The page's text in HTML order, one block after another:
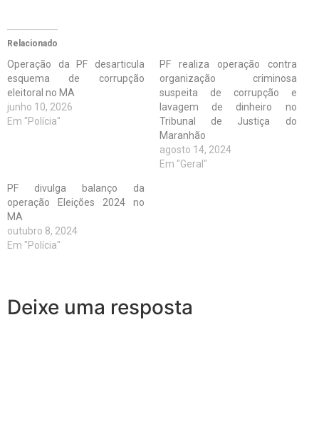
Relacionado
Operação da PF desarticula
esquema de corrupção
eleitoral no MA
junho 10, 2026
Em "Polícia"
PF realiza operação contra
organização criminosa
suspeita de corrupção e
lavagem de dinheiro no
Tribunal de Justiça do
Maranhão
agosto 14, 2024
Em "Geral"
PF divulga balanço da
operação Eleições 2024 no
MA
outubro 8, 2024
Em "Polícia"
Deixe uma resposta